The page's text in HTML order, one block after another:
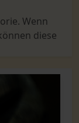
Wenn
diese